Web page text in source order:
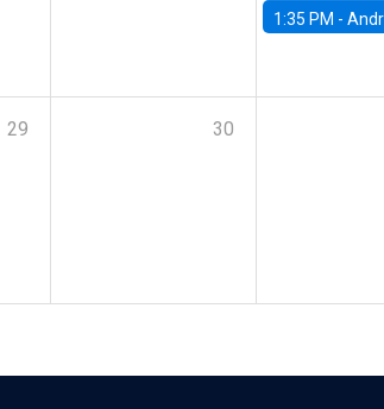
1:35 PM -Andrew
29 30